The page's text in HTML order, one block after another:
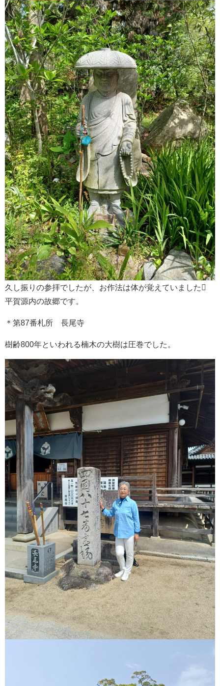
久し振りの参拝でしたが、お作法は体が覚えていました
平賀源内の故郷です。
＊第87番札所 長尾寺
樹齢800年といわれる楠木の大樹は圧巻でした。